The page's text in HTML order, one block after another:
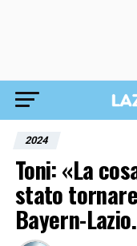
2024
Toni: «La
stato
Bayern-